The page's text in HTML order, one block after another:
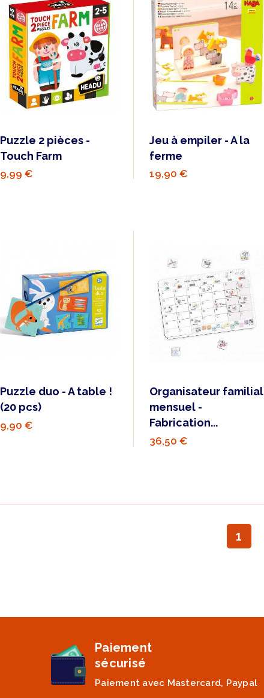
Puzzle 2 pièces -
Touch Farm
9,99 €
Jeu à empiler - A la
ferme
19,90 €
Puzzle duo - A table !
(20 pcs)
9,90 €
Organisateur familial
mensuel -
Fabrication...
36,50 €
1
Paiement
sécurisé
Paiement avec Mastercard, Paypal